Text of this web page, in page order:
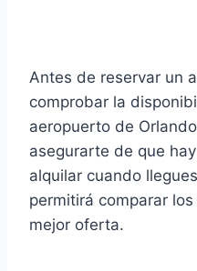
Antes de reservar un
comprobar la
aeropuerto de
asegurarte de que
alquilar cuando
permitirá comparar
mejor oferta.